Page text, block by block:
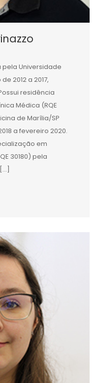
Universidade
2012 a 2017,
residência
Médica (RQE
de Marília/SP
a fevereiro 2020.
em
30180) pela